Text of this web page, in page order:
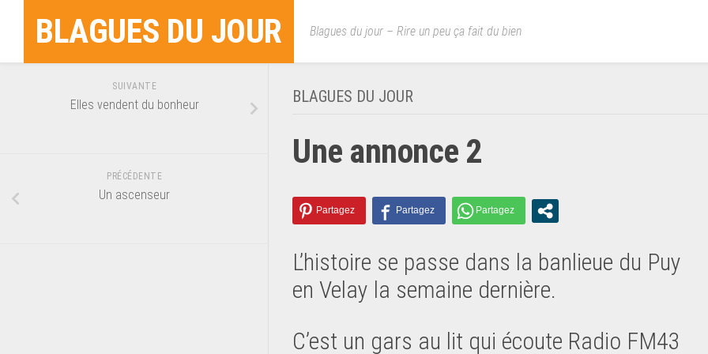
contentBLAGUES DU JOUR Blagues du jour – Rire un peu ça fait du bien
BLAGUES DU JOUR
Une annonce 2
L’histoire se passe dans la banlieue du Puy
en Velay la semaine dernière.
C’est un gars au lit qui écoute Radio FM43
SUIVANTE
Elles vendent du bonheur
PRÉCÉDENTE
Un ascenseur